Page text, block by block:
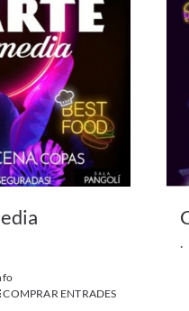
COMPRAR ENTRADES
.